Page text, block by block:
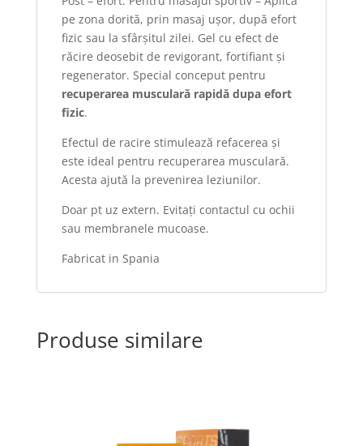
pe zona dorită, prin masaj ușor, după efort
fizic sau la sfârșitul zilei. Gel cu efect de
răcire deosebit de revigorant, fortifiant și
regenerator. Special conceput pentru
recuperarea musculară rapidă dupa efort
fizic.
Efectul de racire stimulează refacerea și
este ideal pentru recuperarea musculară.
Acesta ajută la prevenirea leziunilor.
Doar pt uz extern. Evitaţi contactul cu ochii
sau membranele mucoase.
Fabricat in Spania
Produse similare